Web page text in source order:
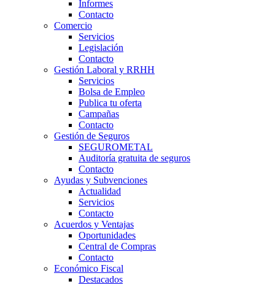
Informes
Contacto
Comercio
Servicios
Legislación
Contacto
Gestión Laboral y RRHH
Servicios
Bolsa de Empleo
Publica tu oferta
Campañas
Contacto
Gestión de Seguros
SEGUROMETAL
Auditoría gratuita de seguros
Contacto
Ayudas y Subvenciones
Actualidad
Servicios
Contacto
Acuerdos y Ventajas
Oportunidades
Central de Compras
Contacto
Económico Fiscal
Destacados